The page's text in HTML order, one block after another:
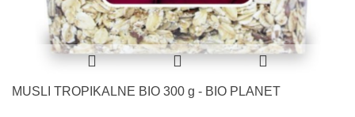
MUSLI TROPIKALNE BIO 300 g - BIO PLANET